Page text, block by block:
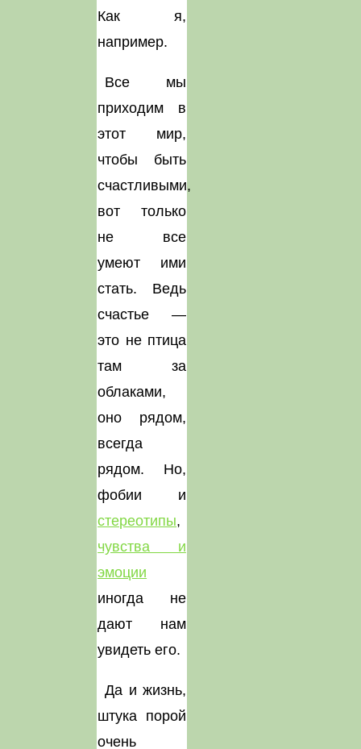
Как я,
например.
Все мы
приходим в
этот мир,
чтобы быть
счастливыми,
вот только
не все
умеют ими
стать. Ведь
счастье —
это не птица
там за
облаками,
оно рядом,
всегда
рядом. Но,
фобии и
стереотипы,
чувства и
эмоции
иногда не
дают нам
увидеть его.
Да и жизнь,
штука порой
очень